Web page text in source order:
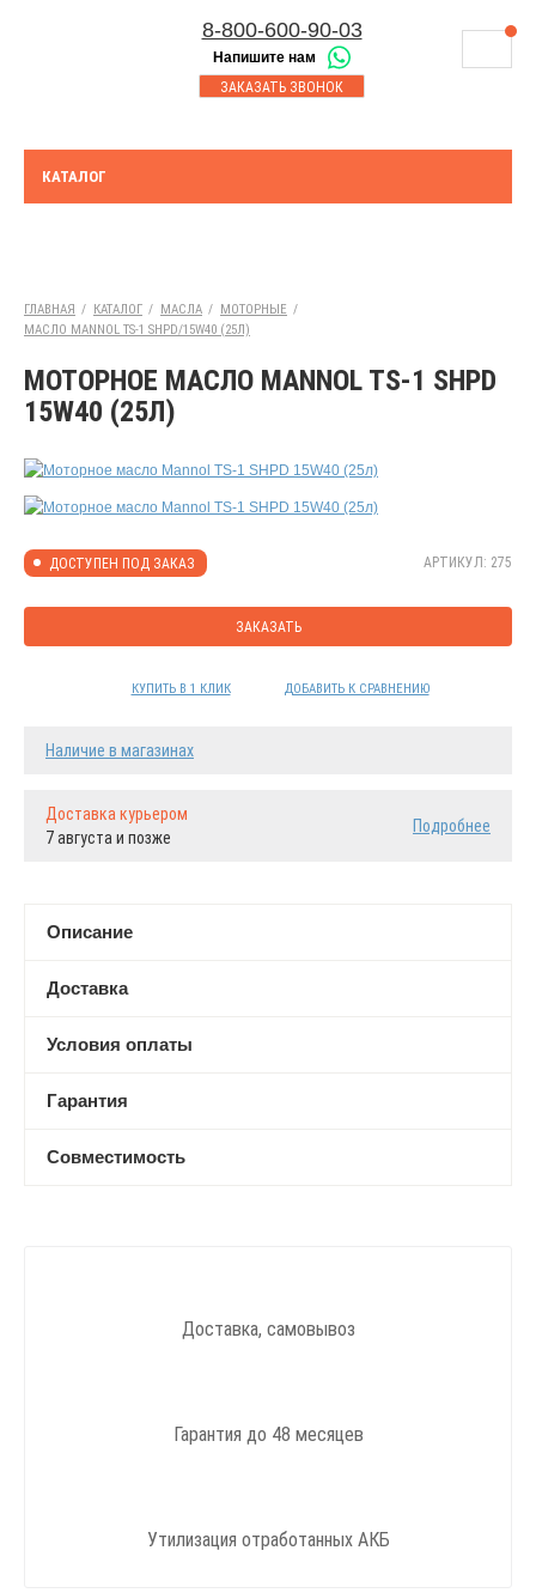
8-800-600-90-03
Напишите нам
ЗАКАЗАТЬ ЗВОНОК
Корзина
ОПЛАТА
ЮРИДИЧЕСКИМ ЛИЦАМ
КОНТАКТЫ
АКЦИИ
8-843-230-17-45
Казань
Набережные Челны
КАТАЛОГ
ГЛАВНАЯ / КАТАЛОГ / МАСЛА / МОТОРНЫЕ /
МАСЛО MANNOL TS-1 SHPD/15W40 (25Л)
МОТОРНОЕ МАСЛО MANNOL TS-1 SHPD
15W40 (25Л)
ДОСТУПЕН ПОД ЗАКАЗ АРТИКУЛ: 275
ЗАКАЗАТЬ
КУПИТЬ В 1 КЛИК ДОБАВИТЬ К СРАВНЕНИЮ
Наличие в магазинах
Доставка курьером
7 августа и позже
Подробнее
Описание
Доставка
Условия оплаты
Гарантия
Совместимость
Доставка, самовывоз
Гарантия до 48 месяцев
Утилизация отработанных АКБ